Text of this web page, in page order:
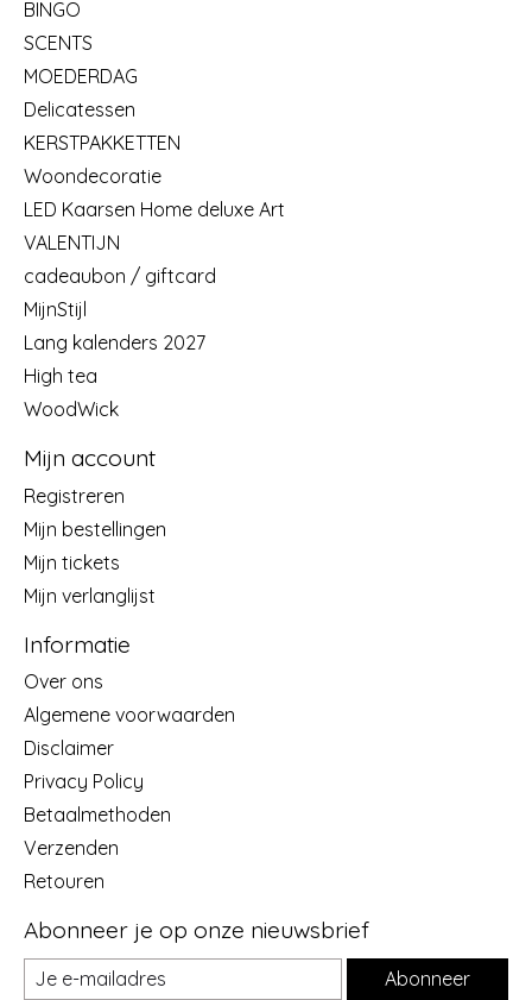
BINGO
SCENTS
MOEDERDAG
Delicatessen
KERSTPAKKETTEN
Woondecoratie
LED Kaarsen Home deluxe Art
VALENTIJN
cadeaubon / giftcard
MijnStijl
Lang kalenders 2027
High tea
WoodWick
Mijn account
Registreren
Mijn bestellingen
Mijn tickets
Mijn verlanglijst
Informatie
Over ons
Algemene voorwaarden
Disclaimer
Privacy Policy
Betaalmethoden
Verzenden
Retouren
Abonneer je op onze nieuwsbrief
Abonneer